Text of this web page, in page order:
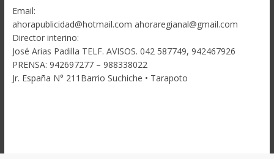
Email:
ahorapublicidad@hotmail.com ahoraregianal@gmail.com
Director interino:
José Arias Padilla TELF. AVISOS. 042 587749, 942467926
PRENSA: 942697277 – 988338022
Jr. España N° 211Barrio Suchiche • Tarapoto